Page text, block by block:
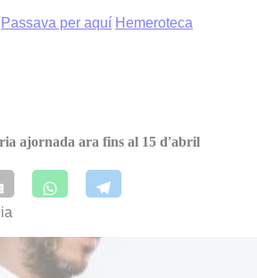
Passava per aquí Hemeroteca
ajornada ara fins al 15 d'abril